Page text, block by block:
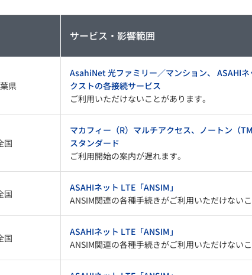
サービス・影響範囲
県
AsahiNet 光ファミリー／マンション、 ASAHI
クストの各接続サービス
ご利用いただけないことがあります。
国
マカフィー（R）マルチアクセス、ノートン（
スタンダード
ご利用開始の案内が遅れます。
国
ASAHIネット LTE「ANSIM」
ANSIM関連の各種手続きがご利用いただけないこ
国
ASAHIネット LTE「ANSIM」
ANSIM関連の各種手続きがご利用いただけないこ